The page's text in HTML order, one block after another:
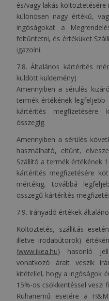
és/vagy lakás
különösen nagy értékű,
ingóságokat a
feltűntetni, és értéküket
igazolni.
7.8. Általános kártérítés
küldött küldemény)
Amennyiben a sérülés
termék értékének legfeljebb
kártérítés
összegig.
Amennyiben a sérülés
használható, eltűnt,
Szállító a termék értékének
kártérítés megfizetésére
mértékig, továbbá
összegű kártérítés
7.9. Irányadó értékek
Költöztetés, szállítás
illetve irodabútorok)
(www.ikea.hu) hasonló
vonatkozó árait veszik
kitétellel, hogy a ingóságok
15%-os csökkentéssel veszi
Ruhanemű esetére a